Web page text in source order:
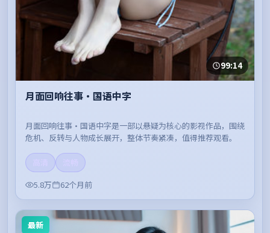
99:14
月面回响往事·国语中字
月面回响往事·国语中字是一部以悬疑为核心的影视作品，围绕
危机、反转与人物成长展开，整体节奏紧凑，值得推荐观看。
5.8万
62个月前
最新